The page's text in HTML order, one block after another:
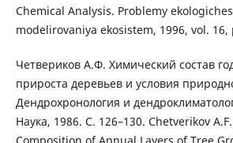
Chemical Analysis. Problemy
modelirovaniya ekosistem, 1996, vol. 16,
Четвериков А.Ф. Химический состав
прироста деревьев и условия
Дендрохронология и
Наука, 1986. С. 126–130. Chetverikov